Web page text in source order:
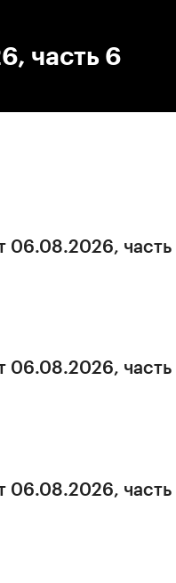
часть 6
06.08.2026, часть
06.08.2026, часть
06.08.2026, часть